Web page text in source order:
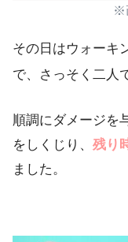
※
その日はウォーキ
で、さっそく二人
順調にダメージを
をしくじり、 残り
ました。